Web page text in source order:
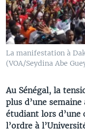
La manifestation à
(VOA/Seydina Abe
Au Sénégal, la
plus d’une
étudiant lors d’une
l’ordre à